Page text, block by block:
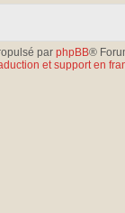
par phpBB®
et support en